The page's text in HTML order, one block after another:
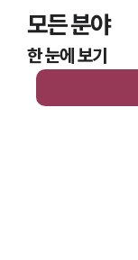
모든 분야
한 눈에 보기